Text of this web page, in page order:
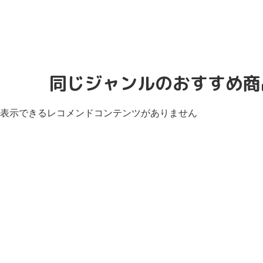
同じジャンルのおすすめ
表示できるレコメンドコンテンツがありません